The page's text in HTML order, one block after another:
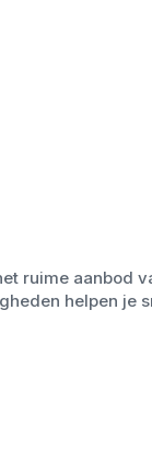
ruime aanbod
helpen je